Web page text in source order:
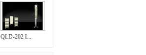
QLD-202 L...